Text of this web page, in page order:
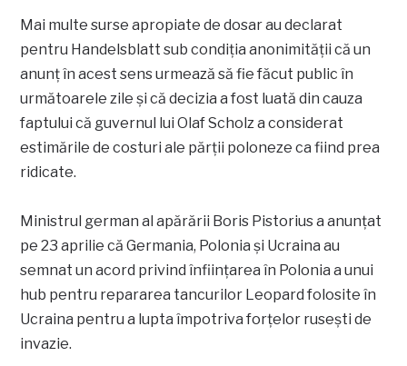
Mai multe surse apropiate de dosar au declarat
pentru Handelsblatt sub condiția anonimității că un
anunț în acest sens urmează să fie făcut public în
următoarele zile și că decizia a fost luată din cauza
faptului că guvernul lui Olaf Scholz a considerat
estimările de costuri ale părții poloneze ca fiind prea
ridicate.
Ministrul german al apărării Boris Pistorius a anunțat
pe 23 aprilie că Germania, Polonia și Ucraina au
semnat un acord privind înființarea în Polonia a unui
hub pentru repararea tancurilor Leopard folosite în
Ucraina pentru a lupta împotriva forțelor rusești de
invazie.